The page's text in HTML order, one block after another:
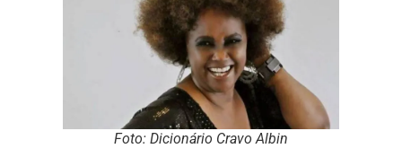
Foto: Dicionário Cravo Albin